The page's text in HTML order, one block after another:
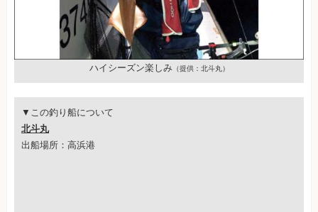
ハイシーズン楽しみ（提供：北斗丸）
▼この釣り船について
北斗丸
出船場所：高浜港